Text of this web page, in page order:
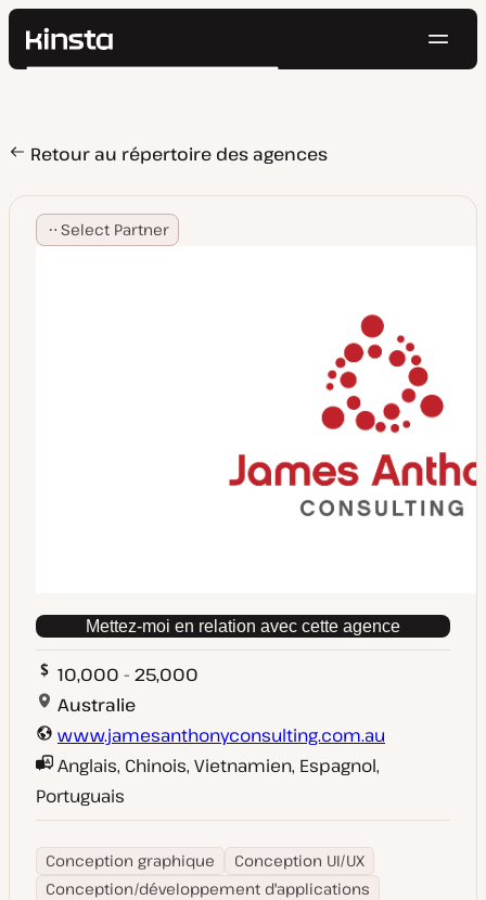
Kinsta®
Prix
Ressources
Contact
Rechercher
Retour au répertoire des agences
Select Partner
Mettez-moi en relation avec cette agence
10,000 - 25,000
Australie
www.jamesanthonyconsulting.com.au
Anglais, Chinois, Vietnamien, Espagnol,
Portuguais
Conception graphique
Conception UI/UX
Conception/développement d'applications